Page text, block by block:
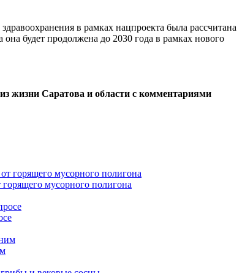
в рамках нацпроекта была рассчитана
будет продолжена до 2030 года в рамках нового
жизни Саратова и области с комментариями
горящего мусорного полигона